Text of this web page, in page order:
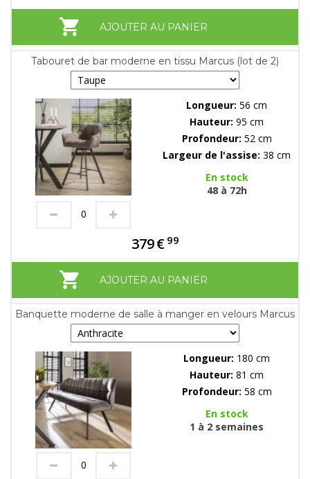
AJOUTER AU PANIER
Tabouret de bar moderne en tissu Marcus (lot de 2)
Longueur: 56 cm
Hauteur: 95 cm
Profondeur: 52 cm
Largeur de l'assise: 38 cm
En stock
48 à 72h
379€ 99
AJOUTER AU PANIER
Banquette moderne de salle à manger en velours Marcus
Longueur: 180 cm
Hauteur: 81 cm
Profondeur: 58 cm
En stock
1 à 2 semaines